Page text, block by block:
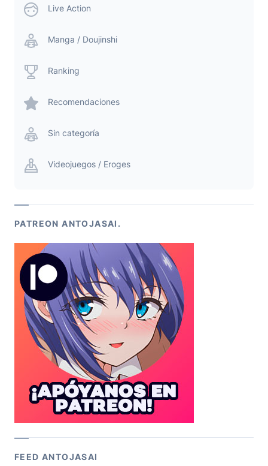
Live Action
Manga / Doujinshi
Ranking
Recomendaciones
Sin categoría
Videojuegos / Eroges
PATREON ANTOJASAI.
FEED ANTOJASAI